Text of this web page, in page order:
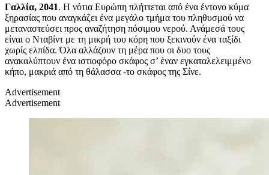
Γαλλία, 2041. Η νότια Ευρώπη πλήττεται από ένα έντονο κύμα
ξηρασίας που αναγκάζει ένα μεγάλο τμήμα του πληθυσμού να
μεταναστεύσει προς αναζήτηση πόσιμου νερού. Ανάμεσά τους
είναι ο Νταβίντ με τη μικρή του κόρη που ξεκινούν ένα ταξίδι
χωρίς ελπίδα. Όλα αλλάζουν τη μέρα που οι δυο τους
ανακαλύπτουν ένα ιστιοφόρο σκάφος σ’ έναν εγκαταλελειμμένο
κήπο, μακριά από τη θάλασσα -το σκάφος της Σίνε.
Advertisement
Advertisement